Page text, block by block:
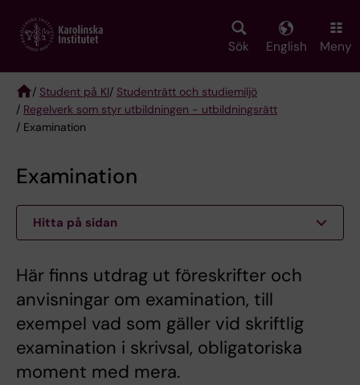
main
Sök English Meny
Breadcrumb
/ Student på KI/ Studenträtt och studiemiljö
/ Regelverk som styr utbildningen - utbildningsrätt
/ Examination
Examination
Hitta på sidan
Här finns utdrag ut föreskrifter och
anvisningar om examination, till
exempel vad som gäller vid skriftlig
examination i skrivsal, obligatoriska
moment med mera.